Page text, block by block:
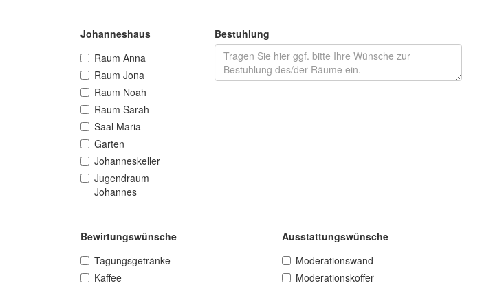
Johanneshaus
Raum Anna
Raum Jona
Raum Noah
Raum Sarah
Saal Maria
Garten
Johanneskeller
Jugendraum
Johannes
Bestuhlung
Bewirtungswünsche
Tagungsgetränke
Kaffee
Ausstattungswünsche
Moderationswand
Moderationskoffer